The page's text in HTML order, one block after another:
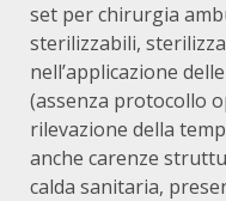
set per chirurgia
sterilizzabili,
nell’applicazione
(assenza protocollo
rilevazione della
anche carenze
calda sanitaria,